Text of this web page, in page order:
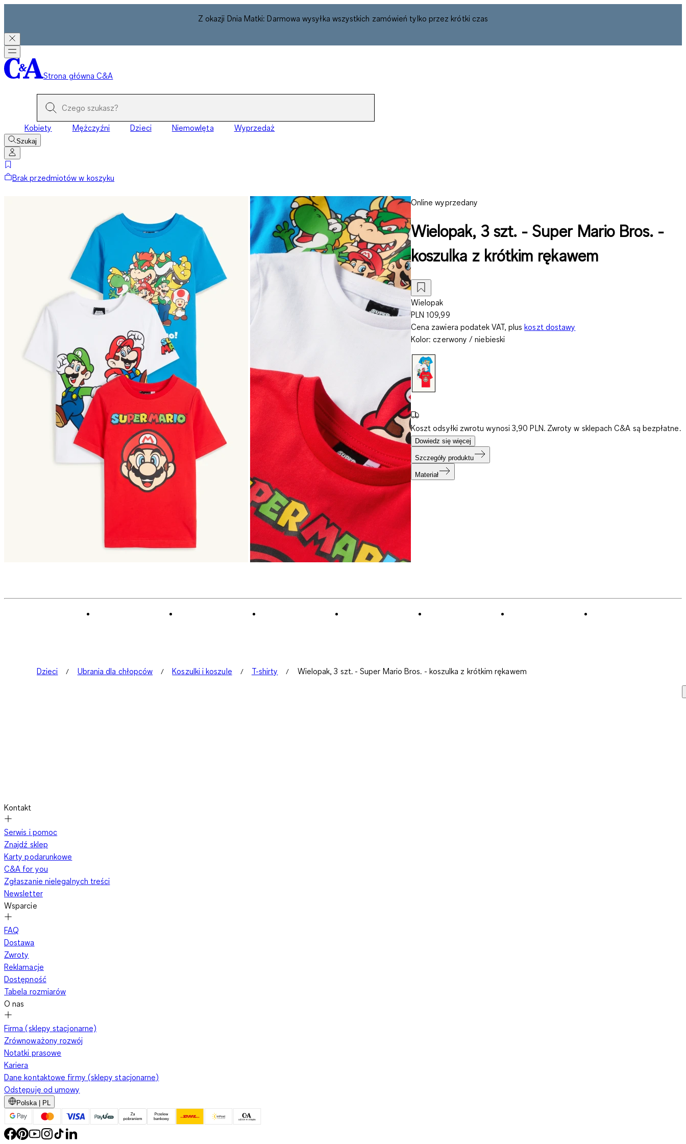
Z okazji Dnia Matki: Darmowa wysyłka wszystkich zamówień tylko przez krótki czas
Strona główna C&A
Kobiety Mężczyźni Dzieci Niemowlęta Wyprzedaż
Szukaj
Brak przedmiotów w koszyku
Online wyprzedany
Wielopak, 3 szt. - Super Mario Bros. -
koszulka z krótkim rękawem
Wielopak
PLN 109,99
Cena zawiera podatek VAT, plus koszt dostawy
Kolor: czerwony / niebieski
Koszt odsyłki zwrotu wynosi 3,90 PLN. Zwroty w sklepach C&A są bezpłatne.
Dowiedz się więcej
Szczegóły produktu
Materiał
Dzieci Ubrania dla chłopców Koszulki i koszule T-shirty Wielopak, 3 szt. - Super Mario Bros. - koszulka z krótkim rękawem
Kontakt
Serwis i pomoc
Znajdź sklep
Karty podarunkowe
C&A for you
Zgłaszanie nielegalnych treści
Newsletter
Wsparcie
FAQ
Dostawa
Zwroty
Reklamacje
Dostępność
Tabela rozmiarów
O nas
Firma (sklepy stacjonarne)
Zrównoważony rozwój
Notatki prasowe
Kariera
Dane kontaktowe firmy (sklepy stacjonarne)
Odstępuję od umowy
Polska | PL